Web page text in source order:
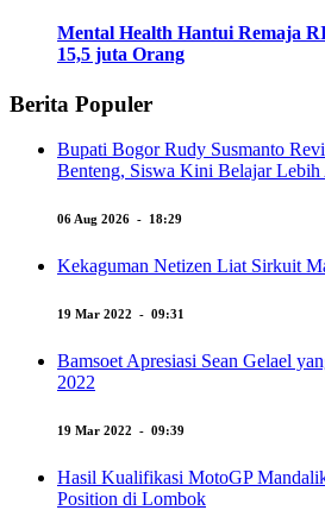
Mental Health Hantui Remaja
15,5 juta Orang
Berita Populer
Bupati Bogor Rudy Susmanto
Benteng, Siswa Kini Belajar Lebih
06 Aug 2026 - 18:29
Kekaguman Netizen Liat Sirkuit
19 Mar 2022 - 09:31
Bamsoet Apresiasi Sean Gelael
2022
19 Mar 2022 - 09:39
Hasil Kualifikasi MotoGP
Position di Lombok